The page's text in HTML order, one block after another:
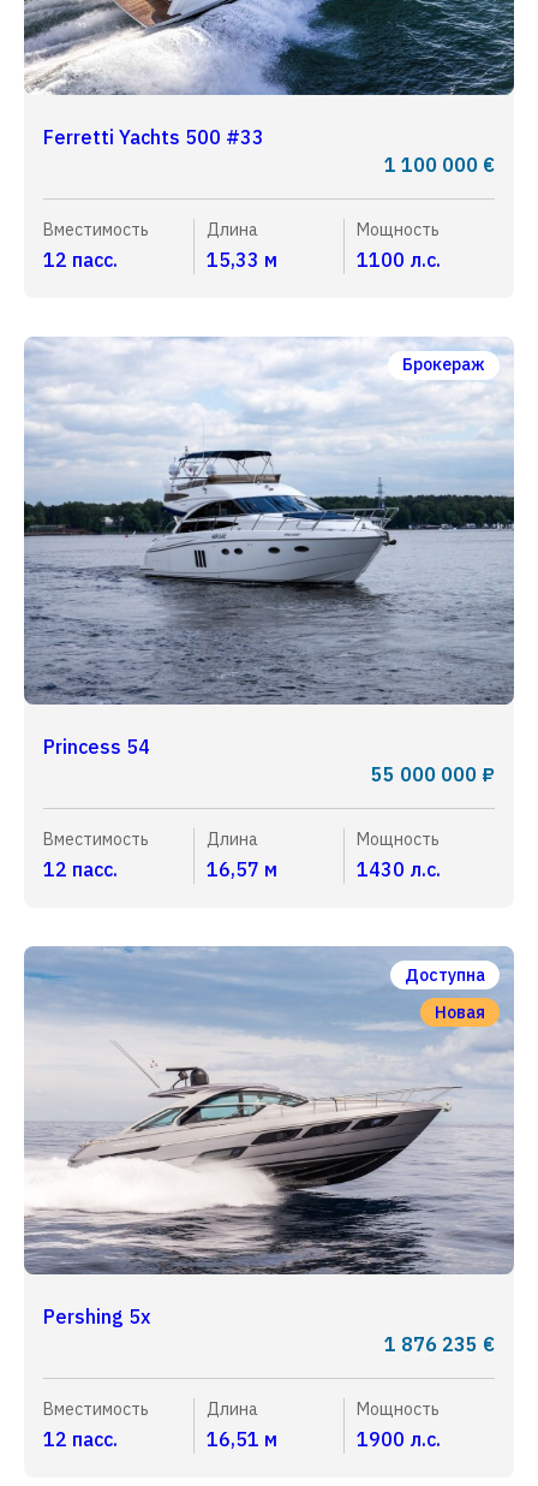
Ferretti Yachts 500 #33
1 100 000 €
Вместимость
12 пасс.
Длина
15,33 м
Мощность
1100 л.с.
Брокераж
Princess 54
55 000 000 ₽
Вместимость
12 пасс.
Длина
16,57 м
Мощность
1430 л.с.
Доступна
Новая
Pershing 5x
1 876 235 €
Вместимость
12 пасс.
Длина
16,51 м
Мощность
1900 л.с.